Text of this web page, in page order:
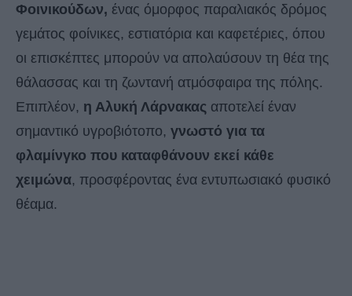
Φοινικούδων, ένας όμορφος παραλιακός δρόμος
γεμάτος φοίνικες, εστιατόρια και καφετέριες, όπου
οι επισκέπτες μπορούν να απολαύσουν τη θέα της
θάλασσας και τη ζωντανή ατμόσφαιρα της πόλης.
Επιπλέον, η Αλυκή Λάρνακας αποτελεί έναν
σημαντικό υγροβιότοπο, γνωστό για τα
φλαμίνγκο που καταφθάνουν εκεί κάθε
χειμώνα, προσφέροντας ένα εντυπωσιακό φυσικό
θέαμα.